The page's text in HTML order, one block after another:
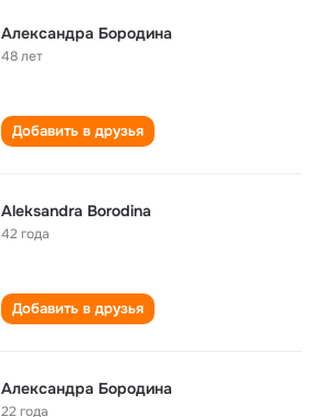
Александра Бородина
48 лет
Добавить в друзья
Aleksandra Borodina
42 года
Добавить в друзья
Александра Бородина
22 года